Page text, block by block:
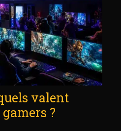
valent
?